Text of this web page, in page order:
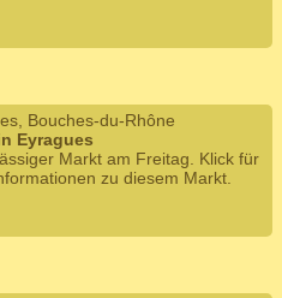
Bouches-du-Rhône
Eyragues
Markt am Freitag. Klick für
zu diesem Markt.